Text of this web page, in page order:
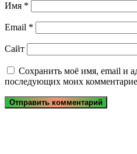
Имя *
Email *
Сайт
Сохранить моё имя, email и
последующих моих